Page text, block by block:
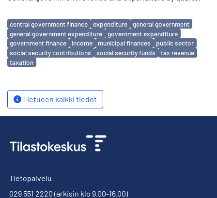
Avainsanat
central government finance expenditure
general government
general government expenditure
government expenditure
government finance
income municipal finances
public sector
social security contributions
social security funds
tax revenue
taxation
Tietueen kaikki tiedot
Tietopalvelu
029 551 2220 (arkisin klo 9.00-16.00)